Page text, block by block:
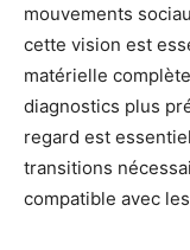
mouvements
cette vision est
matérielle
diagnostics plus
regard est
transitions
compatible avec